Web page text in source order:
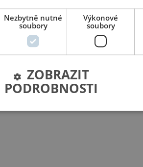
Nezbytně nutné
soubory
Výkonové
soubory
ZOBRAZIT
PODROBNOSTI